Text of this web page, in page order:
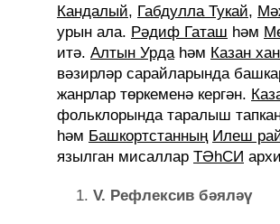
Кандалый, Габдулла Тукай,
урын ала. Рәдиф Гаташ һәм
итә. Алтын Урдаһәм Казан
вәзирләр сарайларында
жанрлар төркеменә кергән.
фольклорында таралыш
һәм Башкортстанның Илеш
язылган мисаллар ТӘһСИ
V. Рефлексив бәяләү